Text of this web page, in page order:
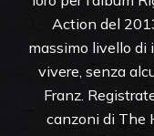
Action del
massimo livello di
vivere, senza
Franz.
canzoni di The